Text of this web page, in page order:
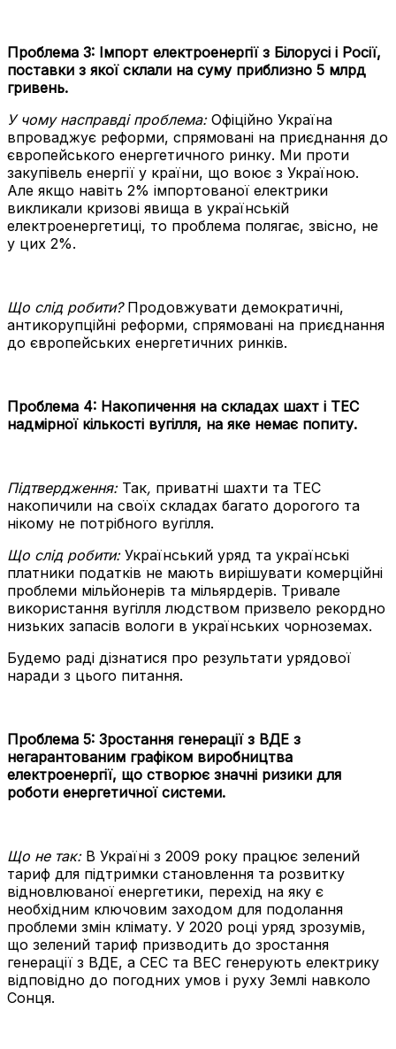
Проблема 3: Імпорт електроенергії з Білорусі і Росії,
поставки з якої склали на суму приблизно 5 млрд
гривень.
У чому насправді проблема:Офіційно Україна
впроваджує реформи, спрямовані на приєднання до
європейського енергетичного ринку. Ми проти
закупівель енергії у країни, що воює з Україною.
Але якщо навіть 2% імпортованої електрики
викликали кризові явища в українській
електроенергетиці, то проблема полягає, звісно, не
у цих 2%.
Що слід робити?Продовжувати демократичні,
антикорупційні реформи, спрямовані на приєднання
до європейських енергетичних ринків.
Проблема 4: Накопичення на складах шахт і ТЕС
надмірної кількості вугілля, на яке немає попиту.
Підтвердження: Так, приватні шахти та ТЕС
накопичили на своїх складах багато дорогого та
нікому не потрібного вугілля.
Що слід робити: Український уряд та українські
платники податків не мають вирішувати комерційні
проблеми мільйонерів та мільярдерів. Тривале
використання вугілля людством призвело рекордно
низьких запасів вологи в українських чорноземах.
Будемо раді дізнатися про результати урядової
наради з цього питання.
Проблема 5: Зростання генерації з ВДЕ з
негарантованим графіком виробництва
електроенергії, що створює значні ризики для
роботи енергетичної системи.
Що не так: В Україні з 2009 року працює зелений
тариф для підтримки становлення та розвитку
відновлюваної енергетики, перехід на яку є
необхідним ключовим заходом для подолання
проблеми змін клімату. У 2020 році уряд зрозумів,
що зелений тариф призводить до зростання
генерації з ВДЕ, а СЕС та ВЕС генерують електрику
відповідно до погодних умов і руху Землі навколо
Сонця.